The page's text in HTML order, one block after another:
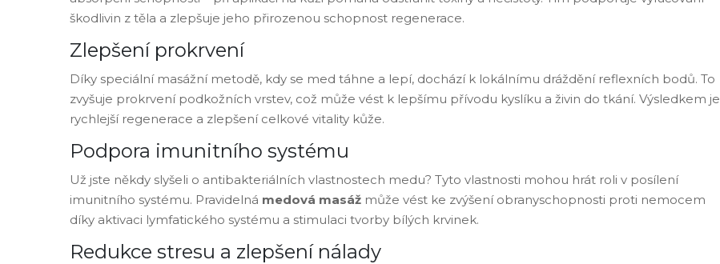
škodlivin z těla a zlepšuje jeho přirozenou schopnost regenerace.
Zlepšení prokrvení
Díky speciální masážní metodě, kdy se med táhne a lepí, dochází k lokálnímu dráždění reflexních bodů. To
zvyšuje prokrvení podkožních vrstev, což může vést k lepšímu přívodu kyslíku a živin do tkání. Výsledkem je
rychlejší regenerace a zlepšení celkové vitality kůže.
Podpora imunitního systému
Už jste někdy slyšeli o antibakteriálních vlastnostech medu? Tyto vlastnosti mohou hrát roli v posílení
imunitního systému. Pravidelná medová masáž může vést ke zvýšení obranyschopnosti proti nemocem
díky aktivaci lymfatického systému a stimulaci tvorby bílých krvinek.
Redukce stresu a zlepšení nálady